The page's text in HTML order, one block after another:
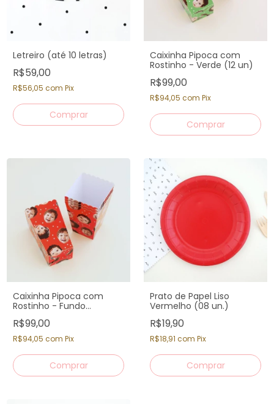
Letreiro (até 10 letras)
R$59,00
R$56,05 com Pix
Caixinha Pipoca com
Rostinho - Verde (12 un)
R$99,00
R$94,05 com Pix
Caixinha Pipoca com
Rostinho - Fundo
Vermelho (12 un)
R$99,00
R$94,05 com Pix
Prato de Papel Liso
Vermelho (08 un.)
R$19,90
R$18,91 com Pix